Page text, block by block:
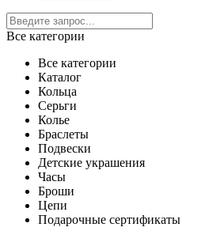
Все категории
Все категории
Каталог
Кольца
Серьги
Колье
Браслеты
Подвески
Детские украшения
Часы
Броши
Цепи
Подарочные сертификаты